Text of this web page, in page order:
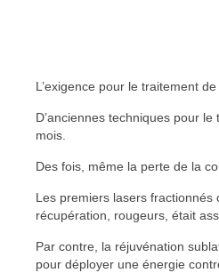
L’exigence pour le traitement
D’anciennes techniques pour
mois.
Des fois, même la perte de la
Les premiers lasers fractionnés
récupération, rougeurs, était
Par contre, la réjuvénation
pour déployer une énergie